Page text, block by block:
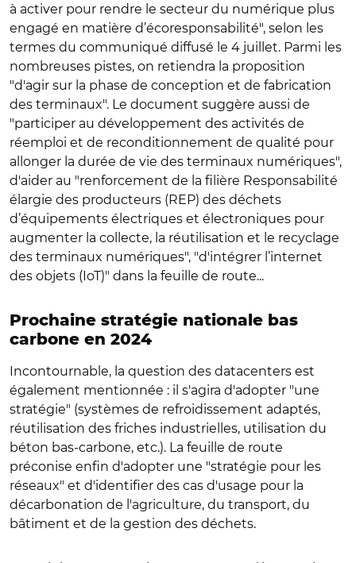
à activer pour rendre le secteur du numérique plus
engagé en matière d’écoresponsabilité", selon les
termes du communiqué diffusé le 4 juillet. Parmi les
nombreuses pistes, on retiendra la proposition
"d'agir sur la phase de conception et de fabrication
des terminaux". Le document suggère aussi de
"participer au développement des activités de
réemploi et de reconditionnement de qualité pour
allonger la durée de vie des terminaux numériques",
d'aider au "renforcement de la filière Responsabilité
élargie des producteurs (REP) des déchets
d’équipements électriques et électroniques pour
augmenter la collecte, la réutilisation et le recyclage
des terminaux numériques", "d'intégrer l’internet
des objets (IoT)" dans la feuille de route...
Prochaine stratégie nationale bas
carbone en 2024
Incontournable, la question des datacenters est
également mentionnée : il s'agira d'adopter "une
stratégie" (systèmes de refroidissement adaptés,
réutilisation des friches industrielles, utilisation du
béton bas-carbone, etc.). La feuille de route
préconise enfin d'adopter une "stratégie pour les
réseaux" et d'identifier des cas d'usage pour la
décarbonation de l'agriculture, du transport, du
bâtiment et de la gestion des déchets.